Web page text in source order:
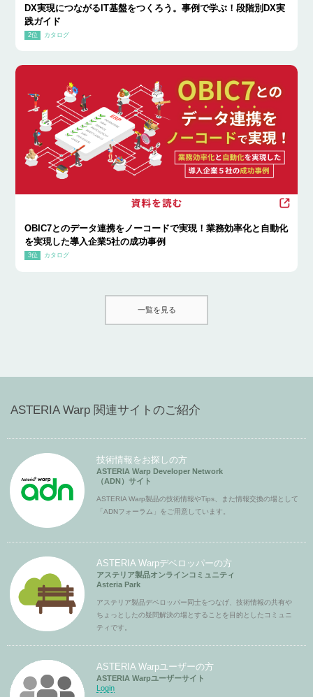
DX実現につながるIT基盤をつくろう。事例で学ぶ！段階別DX実
践ガイド
カタログ
OBIC7とのデータ連携をノーコードで実現！業務効率化と自動化
を実現した導入企業5社の成功事例
カタログ
一覧を見る
ASTERIA Warp 関連サイトのご紹介
技術情報をお探しの方
ASTERIA Warp Developer Network
（ADN）サイト
ASTERIA Warp製品の技術情報やTips、また情報交換の場として
「ADNフォーラム」をご用意しています。
ASTERIA Warpデベロッパーの方
アステリア製品オンラインコミュニティ
Asteria Park
アステリア製品デベロッパー同士をつなげ、技術情報の共有や
ちょっとしたの疑問解決の場とすることを目的としたコミュニ
ティです。
ASTERIA Warpユーザーの方
ASTERIA Warpユーザーサイト
Login